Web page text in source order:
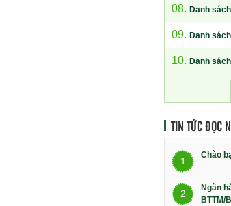
08. Danh
09. Danh
10. Danh
TIN TỨC ĐỌC
1
Chào
2
Ngân
BTTM/